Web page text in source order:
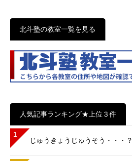
北斗塾の教室一覧を見る
人気記事ランキング★上位３件
1
じゅうきょうじゅうそう・・・？